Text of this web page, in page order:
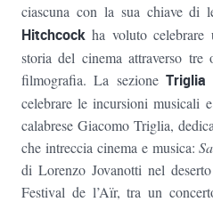
ciascuna con la sua chiave di
Hitchcock ha voluto celebrare
storia del cinema attraverso tre
filmografia. La sezioneTriglia
celebrare le incursioni musicali
calabrese Giacomo Triglia,
che intreccia cinema e musica:
di Lorenzo Jovanotti nel
Festival de l’Aïr, tra un